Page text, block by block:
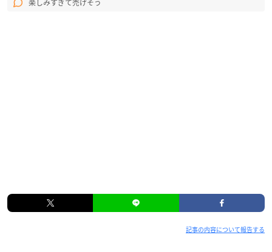
楽しみすぎて禿げそう
記事の内容について報告する